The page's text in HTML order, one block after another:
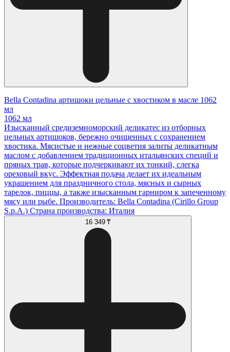
Bella Contadina артишоки цельные с хвостиком в масле 1062
мл
1062 мл
Изысканный средиземноморский деликатес из отборных
цельных артишоков, бережно очищенных с сохранением
хвостика. Мясистые и нежные соцветия залиты деликатным
маслом с добавлением традиционных итальянских специй и
пряных трав, которые подчеркивают их тонкий, слегка
ореховый вкус. Эффектная подача делает их идеальным
украшением для праздничного стола, мясных и сырных
тарелок, пиццы, а также изысканным гарниром к запеченному
мясу или рыбе. Производитель: Bella Contadina (Cirillo Group
S.p.A.) Страна производства: Италия
16 349 ₸